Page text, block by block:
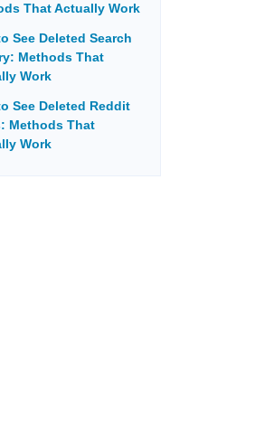
That Actually Work
See Deleted Search
Methods That
Work
See Deleted Reddit
Methods That
Work